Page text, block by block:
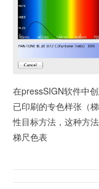
在pressSIGN软件中
已印刷的专色样张（
性目标方法，这种方
梯尺色表